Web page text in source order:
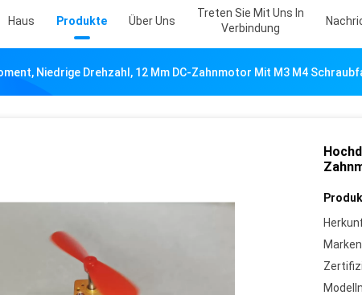
Haus Produkte Über Uns
Treten Sie Mit Uns In
Verbindung
Niedrige Drehzahl, 12 Mm DC-Zahnmotor Mit M3 M4